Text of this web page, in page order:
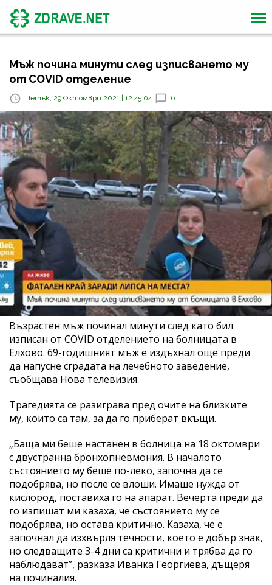
Мъж почина минути след изписването му
от COVID отделение
Петък, 29 Октомври 2021 | 12:45:04 6
Възрастен мъж починал минути след като бил
изписан от COVID отделението на болницата в
Елхово. 69-годишният мъж е издъхнал още преди
да напусне сградата на лечебното заведение,
съобщава Нова телевизия.
Трагедията се разиграва пред очите на близките
му, които са там, за да го приберат вкъщи.
„Баща ми беше настанен в болница на 18 октомври
с двустранна бронхопневмония. В началото
състоянието му беше по-леко, започна да се
подобрява, но после се влоши. Имаше нужда от
кислород, поставиха го на апарат. Вечерта преди да
го изпишат ми казаха, че състоянието му се
подобрява, но остава критично. Казаха, че е
започнал да изхвърля течности, което е добър знак,
но следващите 3-4 дни са критични и трябва да го
наблюдават”, разказа Иванка Георгиева, дъщеря
на починалия.